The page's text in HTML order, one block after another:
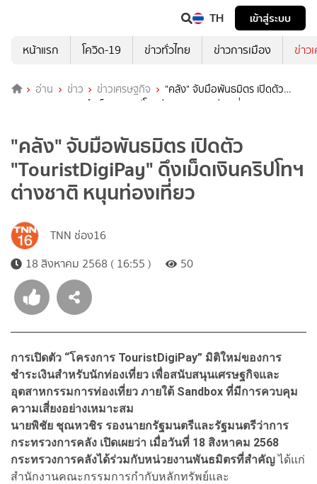
TH
เข้าสู่ระบบ
หน้าแรก
โควิด-19 ข่าวทั่วไทย ข่าวการเมือง ข่าว
อ่าน ข่าว ข่าวเศรษฐกิจ
"คลัง" จับมือพันธมิตร เปิดตัว
"TouristDigiPay" ดึงเม็ดเงินคริปโทฯต่างชาติ หนุนท่องเที่ยว
"คลัง" จับมือพันธมิตร เปิดตัว
"TouristDigiPay" ดึงเม็ดเงินคริปโทฯ
ต่างชาติ หนุนท่องเที่ยว
TNN ช่อง16
18 สิงหาคม 2568 ( 16:55 )
50
การเปิดตัว “โครงการ TouristDigiPay” มิติใหม่ของการ
ชำระเงินสำหรับนักท่องเที่ยว เพื่อสนับสนุนเศรษฐกิจและ
อุตสาหกรรมการท่องเที่ยว ภายใต้ Sandbox ที่มีการควบคุม
ความเสี่ยงอย่างเหมาะสม
นายพิชัย ชุณหวชิร รองนายกรัฐมนตรีและรัฐมนตรีว่าการ
กระทรวงการคลัง เปิดเผยว่า เมื่อวันที่ 18 สิงหาคม 2568
กระทรวงการคลังได้ร่วมกับหน่วยงานพันธมิตรที่สำคัญได้แก่
สำนักงานคณะกรรมการกำกับหลักทรัพย์และ